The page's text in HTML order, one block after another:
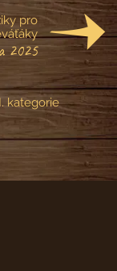
pro
2025
kategorie